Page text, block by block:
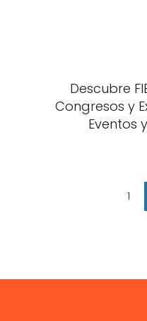
Descubre
Congresos y
Eventos
1